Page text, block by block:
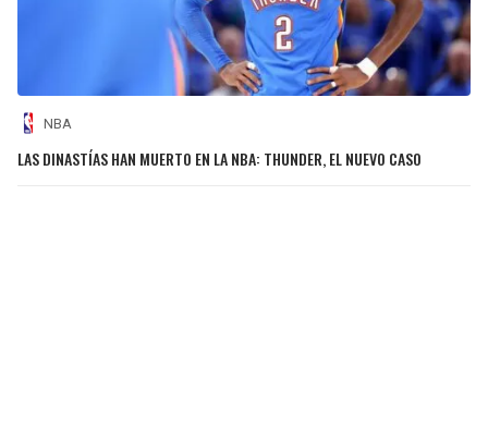
NBA
LAS DINASTÍAS HAN MUERTO EN LA NBA: THUNDER, EL NUEVO CASO